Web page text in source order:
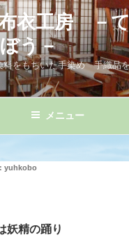
布衣工房 －
う－
料をもちいた手染め 手織品
メニュー
yuhkobo
妖精の踊り